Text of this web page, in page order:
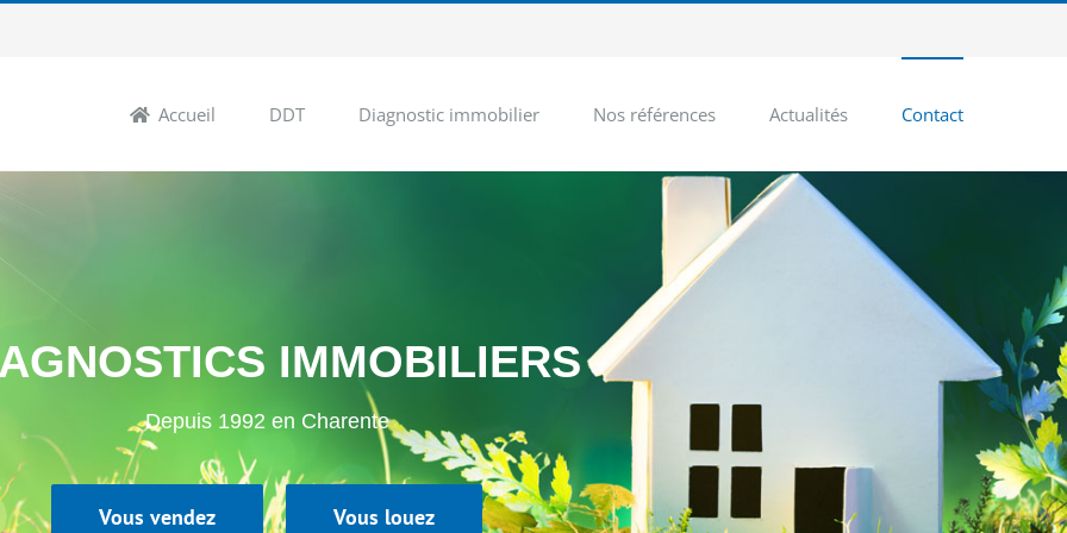
Accueil DDT Diagnostic immobilier Nos références Actualités Contact
IMMOBILIERS
Depuis 1992 en Charente
Vous vendez Vous louez